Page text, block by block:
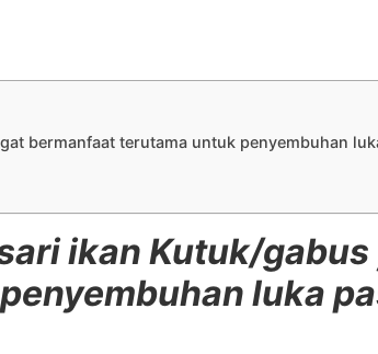
bermanfaat terutama untuk penyembuhan
ikan Kutuk/
luka